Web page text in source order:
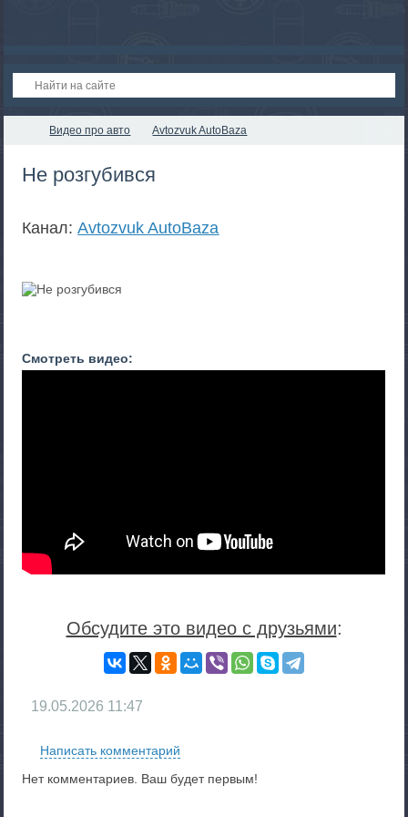
Видео про авто Avtozvuk AutoBaza
Не розгубився
Канал:Avtozvuk AutoBaza
Смотреть видео:
Обсудите это видео с друзьями:
19.05.2026 11:47
Написать комментарий
Нет комментариев. Ваш будет первым!